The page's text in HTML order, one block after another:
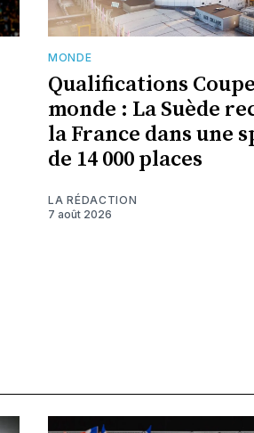
MONDE
Qualifications
monde : La Suède
la France dans une
de 14 000 places
LA RÉDACTION
7 août 2026